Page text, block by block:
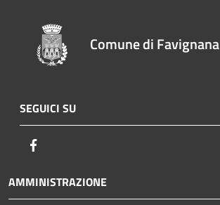
Comune di Favignana
SEGUICI SU
AMMINISTRAZIONE